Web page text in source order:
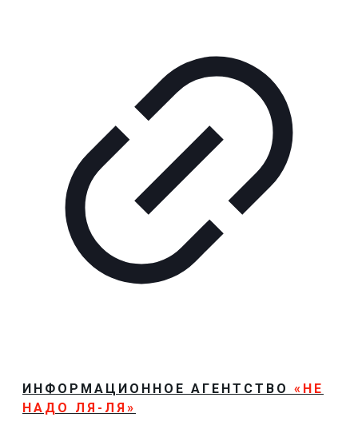
ИНФОРМАЦИОННОЕ АГЕНТСТВО «НЕ
НАДО ЛЯ-ЛЯ»